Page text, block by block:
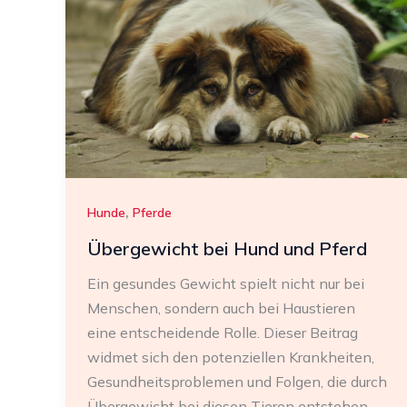
Hunde, Pferde
Übergewicht bei Hund und Pferd
Ein gesundes Gewicht spielt nicht nur bei
Menschen, sondern auch bei Haustieren
eine entscheidende Rolle. Dieser Beitrag
widmet sich den potenziellen Krankheiten,
Gesundheitsproblemen und Folgen, die durch